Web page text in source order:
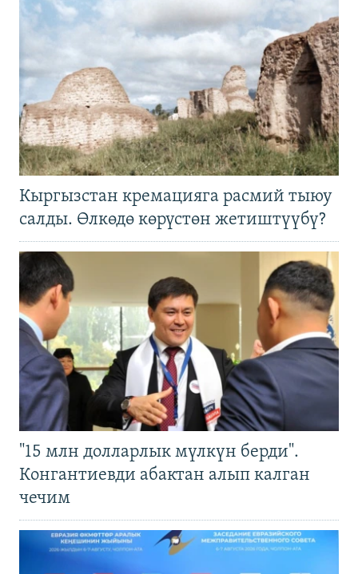
Кыргызстан кремацияга расмий тыюу
салды. Өлкөдө көрүстөн жетиштүүбү?
"15 млн долларлык мүлкүн берди".
Конгантиевди абактан алып калган
чечим